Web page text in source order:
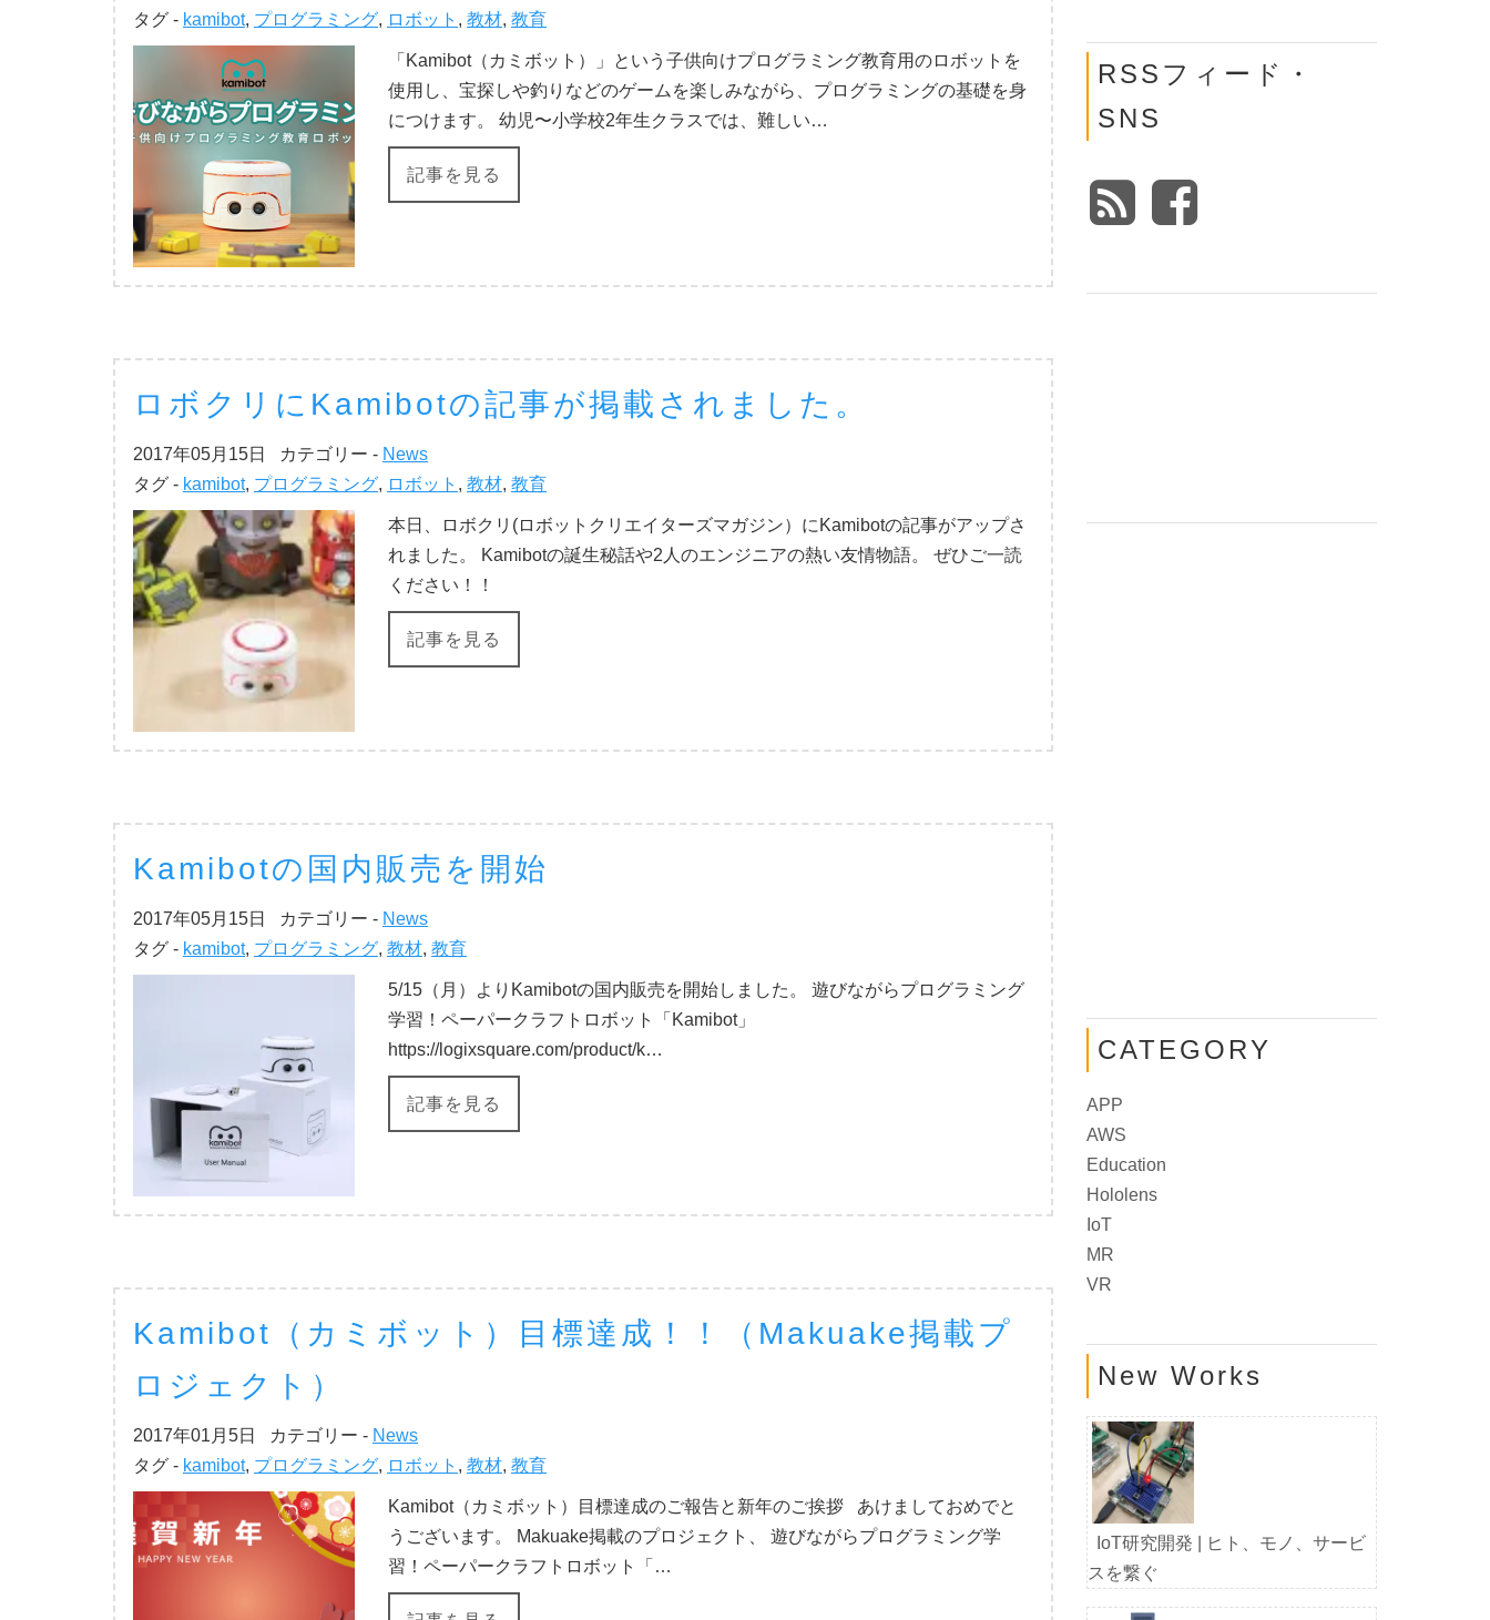
タグ - kamibot, プログラミング, ロボット , 教材, 教育
「Kamibot（カミボット）」という子供向けプログラミング教育用のロボットを
使用し、宝探しや釣りなどのゲームを楽しみながら、プログラミングの基礎を身
につけます。 幼児〜小学校2年生クラスでは、難しい…
記事を見る
ロボクリにKamibotの記事が掲載されました。
2017年05月15日 カテゴリー - News
タグ - kamibot, プログラミング, ロボット , 教材, 教育
本日、ロボクリ(ロボットクリエイターズマガジン）にKamibotの記事がアップさ
れました。 Kamibotの誕生秘話や2人のエンジニアの熱い友情物語。 ぜひご一読
ください！！
記事を見る
Kamibotの国内販売を開始
2017年05月15日 カテゴリー - News
タグ - kamibot, プログラミング, 教材, 教育
5/15（月）よりKamibotの国内販売を開始しました。 遊びながらプログラミング
学習！ペーパークラフトロボット「Kamibot」
https://logixsquare.com/product/k…
記事を見る
Kamibot（カミボット）目標達成！！（Makuake掲載プ
ロジェクト）
2017年01月5日 カテゴリー - News
タグ - kamibot, プログラミング, ロボット , 教材, 教育
Kamibot（カミボット）目標達成のご報告と新年のご挨拶 あけましておめでと
うございます。 Makuake掲載のプロジェクト、 遊びながらプログラミング学
習！ペーパークラフトロボット「…
RSSフィード・
SNS
CATEGORY
APP
AWS
Education
Hololens
IoT
MR
VR
New Works
IoT研究開発 | ヒト、モノ、サービ
スを繋ぐ